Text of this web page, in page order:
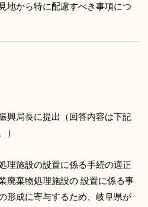
地から特に配慮すべき事項につ
興局長に提出（回答内容は下記
）
理施設の設置に係る手続の適正
廃棄物処理施設の 設置に係る事
形成に寄与するため、岐阜県が